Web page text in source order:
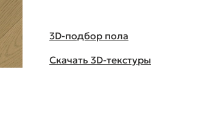
3D-подбор пола
Скачать 3D-текстуры